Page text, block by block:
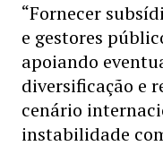
“Fornecer
e gestores
apoiando
diversificação e
cenário
instabilidade